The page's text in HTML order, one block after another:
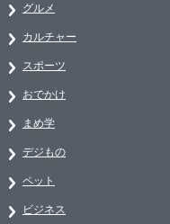
グルメ
カルチャー
スポーツ
おでかけ
まめ学
デジもの
ペット
ビジネス